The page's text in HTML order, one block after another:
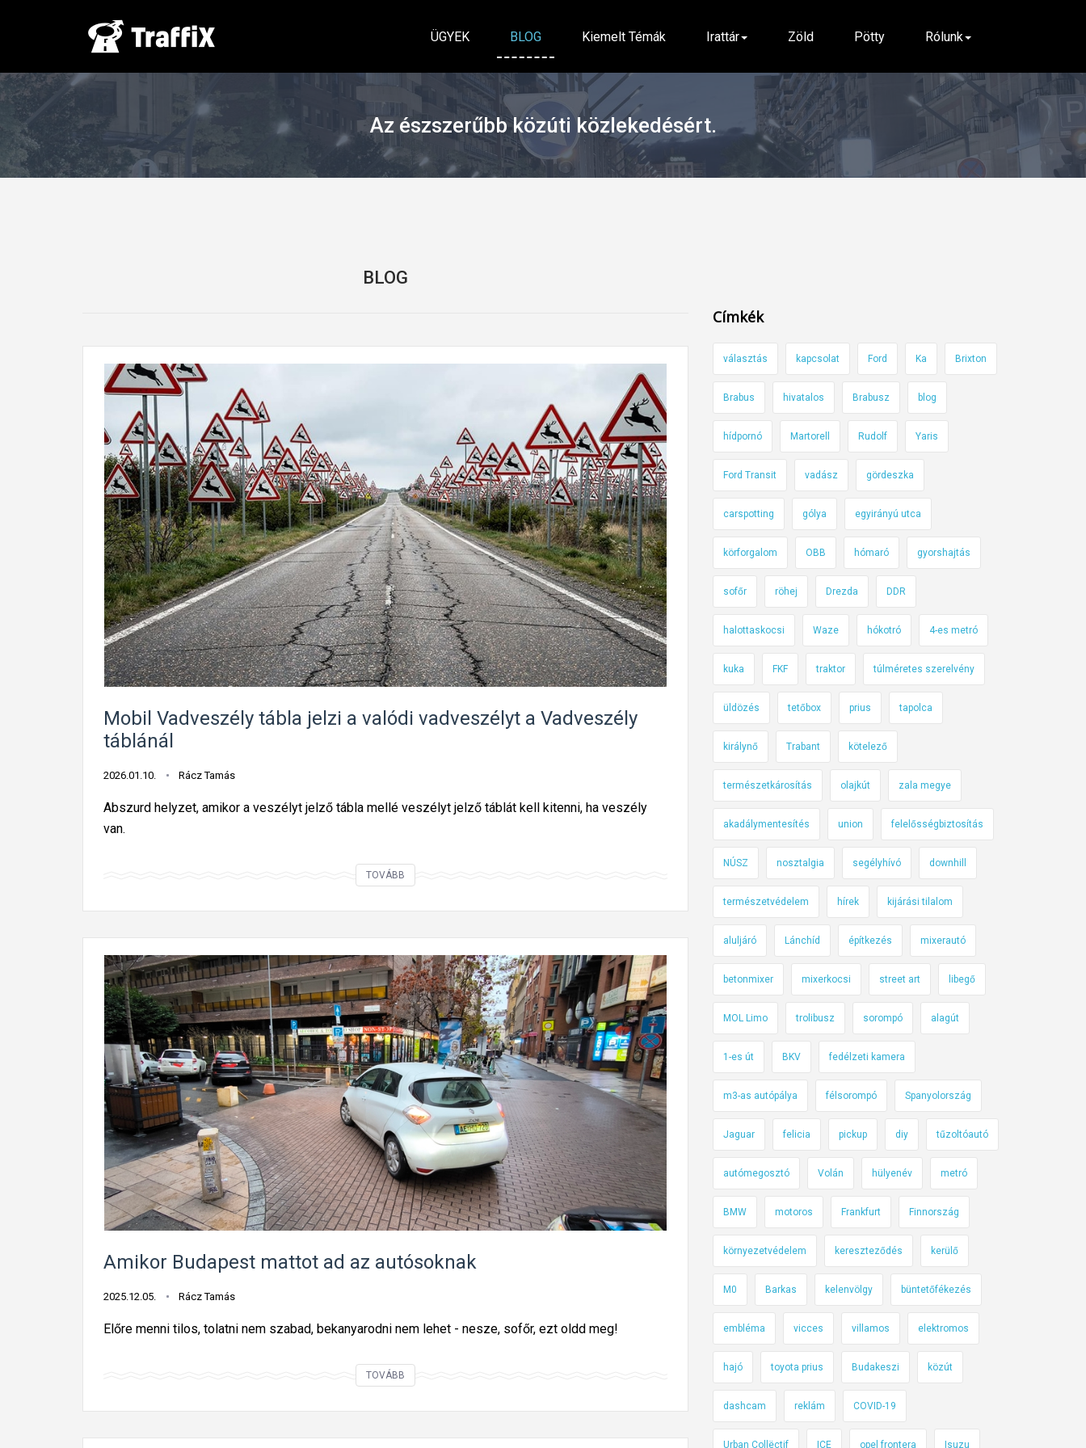
ÜGYEK BLOG Kiemelt Témák Irattár Zöld Pötty Rólunk
Az észszerűbb közúti közlekedésért.
BLOG
Mobil Vadveszély tábla jelzi a valódi vadveszélyt a Vadveszély
táblánál
2026.01.10. Rácz Tamás
Abszurd helyzet, amikor a veszélyt jelző tábla mellé veszélyt jelző táblát kell kitenni, ha veszély
van.
TOVÁBB
b
i
l
V
a
d
v
e
s
z
é
y
t
á
b
a
l
a
Amikor Budapest mattot ad az autósoknak
2025.12.05. Rácz Tamás
Előre menni tilos, tolatni nem szabad, bekanyarodni nem lehet - nesze, sofőr, ezt oldd meg!
TOVÁBB
k
Címkék
választás kapcsolat Ford Ka Brixton
Brabus hivatalos Brabusz blog
hídpornó Martorell Rudolf Yaris
Ford Transit vadász gördeszka
carspotting gólya egyirányú utca
körforgalom OBB hómaró gyorshajtás
sofőr röhej Drezda DDR
halottaskocsi Waze hókotró 4-es metró
kuka FKF traktor túlméretes szerelvény
üldözés tetőbox prius tapolca
királynő Trabant kötelező
természetkárosítás olajkút zala megye
akadálymentesítés union felelősségbiztosítás
NÚSZ nosztalgia segélyhívó downhill
természetvédelem hírek kijárási tilalom
aluljáró Lánchíd építkezés mixerautó
betonmixer mixerkocsi street art libegő
MOL Limo trolibusz sorompó alagút
1-es út BKV fedélzeti kamera
m3-as autópálya félsorompó Spanyolország
Jaguar felicia pickup diy tűzoltóautó
autómegosztó Volán hülyenév metró
BMW motoros Frankfurt Finnország
környezetvédelem kereszteződés kerülő
M0 Barkas kelenvölgy büntetőfékezés
embléma vicces villamos elektromos
hajó toyota prius Budakeszi közút
dashcam reklám COVID-19
Urban Collëctif ICE opel frontera Isuzu